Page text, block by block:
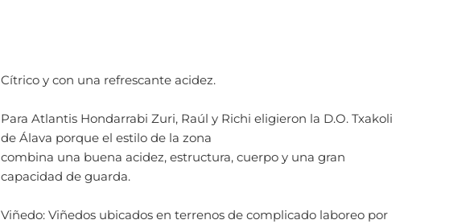
Cítrico y con una refrescante acidez.
Para Atlantis Hondarrabi Zuri, Raúl y Richi eligieron la D.O. Txakoli
de Álava porque el estilo de la zona
combina una buena acidez, estructura, cuerpo y una gran
capacidad de guarda.
Viñedo: Viñedos ubicados en terrenos de complicado laboreo por